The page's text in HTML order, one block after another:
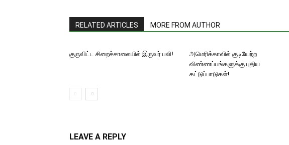
RELATED ARTICLES MORE FROM AUTHOR
குருவிட்ட சிறைச்சாலையில் இருவர் பலி!
அமெரிக்காவில் குடியேற்ற
விண்ணப்பங்களுக்கு புதிய
கட்டுப்பாடுகள்!
LEAVE A REPLY